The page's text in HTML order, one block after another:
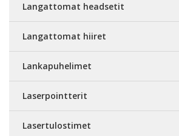
Langattomat headsetit
Langattomat hiiret
Lankapuhelimet
Laserpointterit
Lasertulostimet